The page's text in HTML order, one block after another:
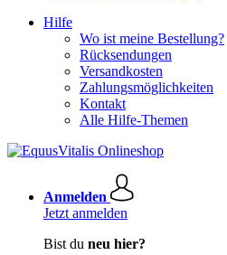
Hilfe
Wo ist meine Bestellung?
Rücksendungen
Versandkosten
Zahlungsmöglichkeiten
Kontakt
Alle Hilfe-Themen
Anmelden
Jetzt anmelden
Bist du neu hier?